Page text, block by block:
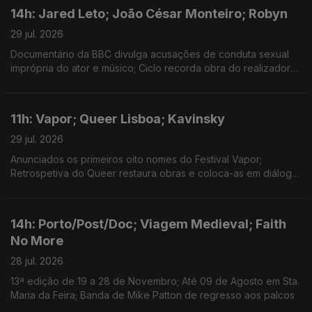
14h: Jared Leto; João César Monteiro; Robyn
29 jul. 2026
Documentário da BBC divulga acusações de conduta sexual
imprópria do ator e músico; Ciclo recorda obra do realizador
11h: Vapor; Queer Lisboa; Kavinsky
29 jul. 2026
Anunciados os primeiros oito nomes do Festival Vapor;
Retrospetiva do Queer restaura obras e coloca-as em diálogo;
14h: Porto/Post/Doc; Viagem Medieval; Faith
No More
28 jul. 2026
13ª edição de 19 a 28 de Novembro; Até 09 de Agosto em Sta.
Maria da Feira; Banda de Mike Patton de regresso aos palcos